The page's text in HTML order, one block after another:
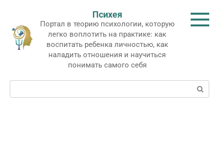
контенту
Психея
Портал в теорию психологии, которую
легко воплотить на практике: как
воспитать ребенка личностью, как
наладить отношения и научиться
понимать самого себя
Поиск: